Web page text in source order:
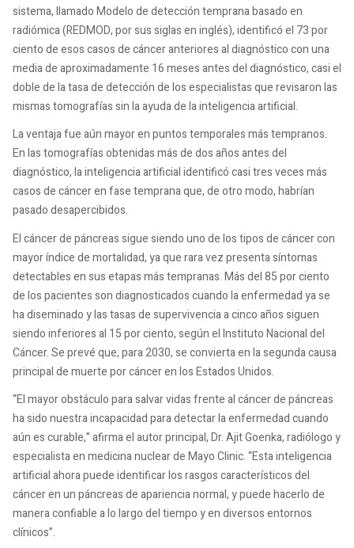
sistema, llamado Modelo de detección temprana basado en
radiómica (REDMOD, por sus siglas en inglés), identificó el 73 por
ciento de esos casos de cáncer anteriores al diagnóstico con una
media de aproximadamente 16 meses antes del diagnóstico, casi el
doble de la tasa de detección de los especialistas que revisaron las
mismas tomografías sin la ayuda de la inteligencia artificial.
La ventaja fue aún mayor en puntos temporales más tempranos.
En las tomografías obtenidas más de dos años antes del
diagnóstico, la inteligencia artificial identificó casi tres veces más
casos de cáncer en fase temprana que, de otro modo, habrían
pasado desapercibidos.
El cáncer de páncreas sigue siendo uno de los tipos de cáncer con
mayor índice de mortalidad, ya que rara vez presenta síntomas
detectables en sus etapas más tempranas. Más del 85 por ciento
de los pacientes son diagnosticados cuando la enfermedad ya se
ha diseminado y las tasas de supervivencia a cinco años siguen
siendo inferiores al 15 por ciento, según el Instituto Nacional del
Cáncer. Se prevé que, para 2030, se convierta en la segunda causa
principal de muerte por cáncer en los Estados Unidos.
“El mayor obstáculo para salvar vidas frente al cáncer de páncreas
ha sido nuestra incapacidad para detectar la enfermedad cuando
aún es curable,” afirma el autor principal, Dr. Ajit Goenka, radiólogo y
especialista en medicina nuclear de Mayo Clinic. “Esta inteligencia
artificial ahora puede identificar los rasgos característicos del
cáncer en un páncreas de apariencia normal, y puede hacerlo de
manera confiable a lo largo del tiempo y en diversos entornos
clínicos”.